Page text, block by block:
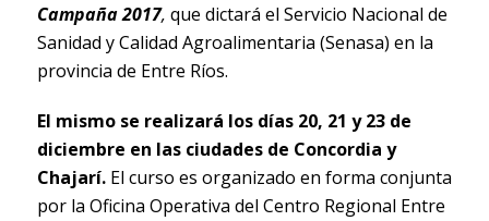
Campaña 2017, que dictará el Servicio Nacional de
Sanidad y Calidad Agroalimentaria (Senasa) en la
provincia de Entre Ríos.
El mismo se realizará los días 20, 21 y 23 de
diciembre en las ciudades de Concordia y
Chajarí.El curso es organizado en forma conjunta
por la Oficina Operativa del Centro Regional Entre